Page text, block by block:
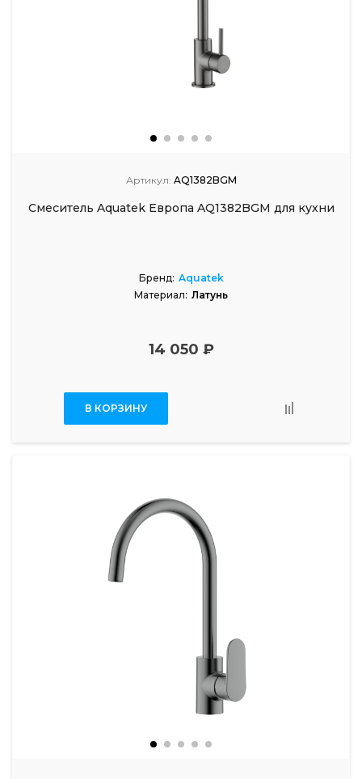
Артикул: AQ1382BGM
Смеситель Aquatek Европа AQ1382BGM для кухни
Бренд: Aquatek
Материал: Латунь
14 050 ₽
В КОРЗИНУ